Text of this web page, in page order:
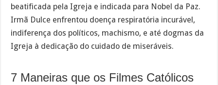
beatificada pela Igreja e indicada para Nobel da Paz.
Irmã Dulce enfrentou doença respiratória incurável,
indiferença dos políticos, machismo, e até dogmas da
Igreja à dedicação do cuidado de miseráveis.
7 Maneiras que os Filmes Católicos